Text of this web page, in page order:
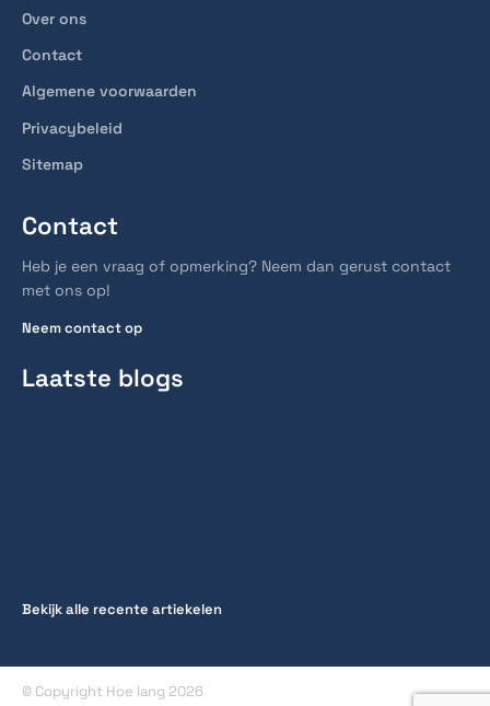
Over ons
Contact
Algemene voorwaarden
Privacybeleid
Sitemap
Contact
Heb je een vraag of opmerking? Neem dan gerust contact
met ons op!
Neem contact op
Laatste blogs
Bekijk alle recente artiekelen
© Copyright Hoe lang 2026